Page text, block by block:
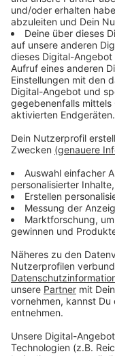
Hilfetelefonen und
angegeben sind.
Internet-Seite des
die weitere
Hilfsangeboten
Anlaufstellen für
016
Frauenhaus
Runder Tisch
Borken
Bei akuter
Anzeige
Anzeige